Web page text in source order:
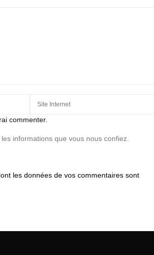
commenter.
informations que vous nous confiez.
les données de vos commentaires sont